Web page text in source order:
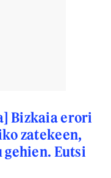
Bizkaia erori
zatekeen,
Eutsi